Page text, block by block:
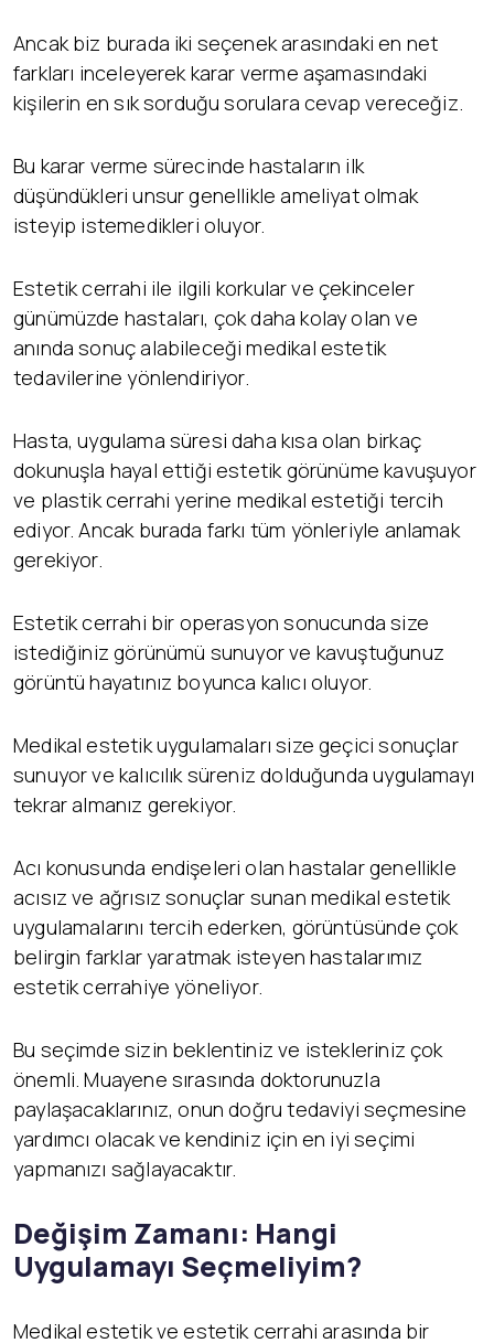
Ancak biz burada iki seçenek arasındaki en net
farkları inceleyerek karar verme aşamasındaki
kişilerin en sık sorduğu sorulara cevap vereceğiz.
Bu karar verme sürecinde hastaların ilk
düşündükleri unsur genellikle ameliyat olmak
isteyip istemedikleri oluyor.
Estetik cerrahi ile ilgili korkular ve çekinceler
günümüzde hastaları, çok daha kolay olan ve
anında sonuç alabileceği medikal estetik
tedavilerine yönlendiriyor.
Hasta, uygulama süresi daha kısa olan birkaç
dokunuşla hayal ettiği estetik görünüme kavuşuyor
ve plastik cerrahi yerine medikal estetiği tercih
ediyor. Ancak burada farkı tüm yönleriyle anlamak
gerekiyor.
Estetik cerrahi bir operasyon sonucunda size
istediğiniz görünümü sunuyor ve kavuştuğunuz
görüntü hayatınız boyunca kalıcı oluyor.
Medikal estetik uygulamaları size geçici sonuçlar
sunuyor ve kalıcılık süreniz dolduğunda uygulamayı
tekrar almanız gerekiyor.
Acı konusunda endişeleri olan hastalar genellikle
acısız ve ağrısız sonuçlar sunan medikal estetik
uygulamalarını tercih ederken, görüntüsünde çok
belirgin farklar yaratmak isteyen hastalarımız
estetik cerrahiye yöneliyor.
Bu seçimde sizin beklentiniz ve istekleriniz çok
önemli. Muayene sırasında doktorunuzla
paylaşacaklarınız, onun doğru tedaviyi seçmesine
yardımcı olacak ve kendiniz için en iyi seçimi
yapmanızı sağlayacaktır.
Değişim Zamanı: Hangi
Uygulamayı Seçmeliyim?
Medikal estetik ve estetik cerrahi arasında bir